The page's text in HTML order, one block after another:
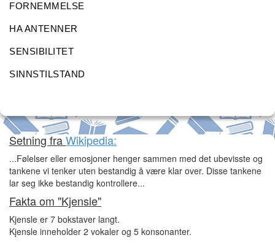
FORNEMMELSE
HA ANTENNER
SENSIBILITET
SINNSTILSTAND
Setning fraWikipedia:
...Følelser eller emosjoner henger sammen med det ubevisste og
tankene vi tenker uten bestandig å være klar over. Disse tankene
lar seg ikke bestandig kontrollere...
Fakta om "Kjensle"
Kjensle er 7 bokstaver langt.
Kjensle inneholder 2 vokaler og 5 konsonanter.